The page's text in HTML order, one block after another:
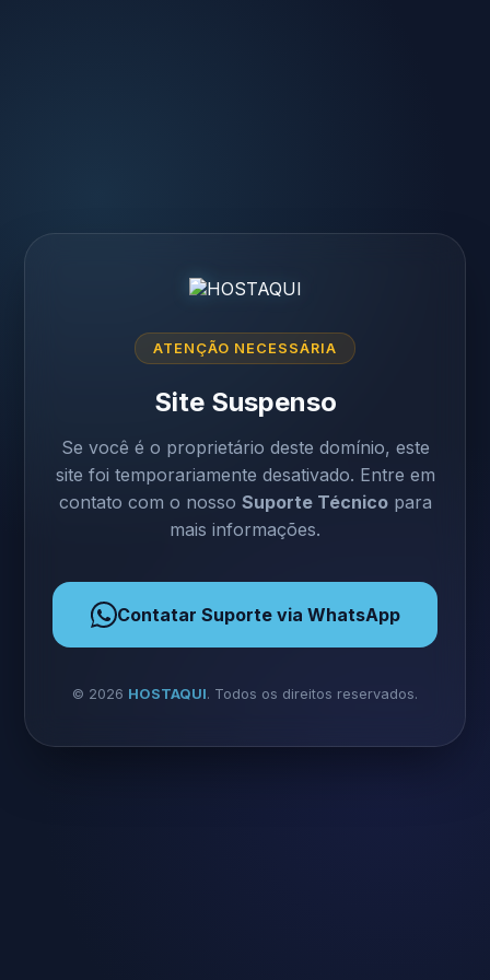
ATENÇÃO NECESSÁRIA
Site Suspenso
Se você é o proprietário deste domínio, este
site foi temporariamente desativado. Entre em
contato com o nosso Suporte Técnicopara
mais informações.
Contatar Suporte via WhatsApp
© 2026 HOSTAQUI. Todos os direitos reservados.